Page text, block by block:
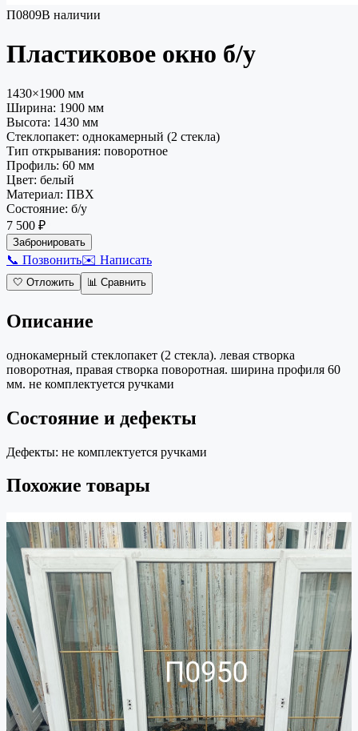
П0809В наличии
Пластиковое окно б/у
1430×1900 мм
Ширина: 1900 мм
Высота: 1430 мм
Стеклопакет: однокамерный (2 стекла)
Тип открывания: поворотное
Профиль: 60 мм
Цвет: белый
Материал: ПВХ
Состояние: б/у
7 500 ₽
Забронировать
📞 Позвонить✉️ Написать
🤍 Отложить 📊 Сравнить
Описание
однокамерный стеклопакет (2 стекла). левая створка
поворотная, правая створка поворотная. ширина профиля 60
мм. не комплектуется ручками
Состояние и дефекты
Дефекты: не комплектуется ручками
Похожие товары